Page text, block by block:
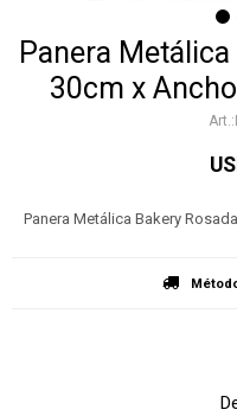
Panera
30cm x
Panera Metálica Bakery